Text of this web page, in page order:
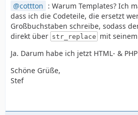
cottton : Warum Templates? Ich
dass ich die Codeteile, die ersetzt
Großbuchstaben schreibe, sodass
direkt über str_replace mit
Ja. Darum habe ich jetzt HTML- &
Schöne Grüße,
Stef